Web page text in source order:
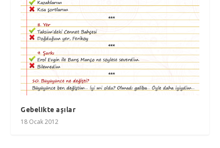
Gebelikte aşılar
18 Ocak 2012